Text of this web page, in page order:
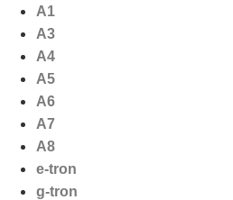
naar
inhoud
A1
A3
A4
A5
A6
A7
A8
e-tron
g-tron